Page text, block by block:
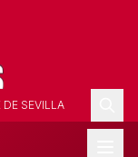
DE SEVILLA